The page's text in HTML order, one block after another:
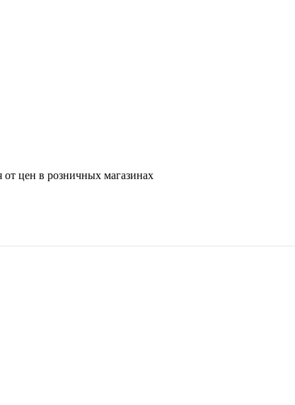
от цен в розничных магазинах